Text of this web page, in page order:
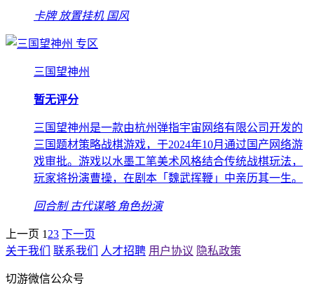
卡牌 放置挂机 国风
专区
三国望神州
暂无评分
三国望神州是一款由杭州弹指宇宙网络有限公司开发的
三国题材策略战棋游戏，于2024年10月通过国产网络游
戏审批。游戏以水墨工笔美术风格结合传统战棋玩法，
玩家将扮演曹操，在剧本「魏武挥鞭」中亲历其一生。
回合制 古代谋略 角色扮演
上一页 1 23 下一页
关于我们
联系我们 人才招聘 用户协议 隐私政策
切游微信公众号